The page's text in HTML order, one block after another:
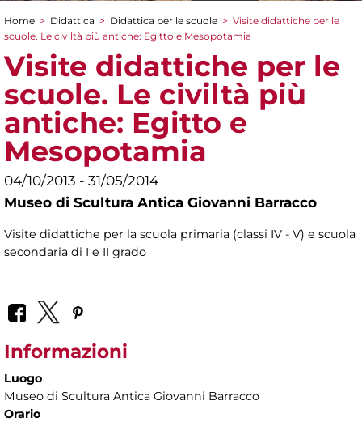
Tu sei qui
Home > Didattica > Didattica per le scuole > Visite didattiche per le
scuole. Le civiltà più antiche: Egitto e Mesopotamia
Visite didattiche per le
scuole. Le civiltà più
antiche: Egitto e
Mesopotamia
04/10/2013 - 31/05/2014
Museo di Scultura Antica Giovanni Barracco
Visite didattiche per la scuola primaria (classi IV - V) e scuola
secondaria di I e II grado
Informazioni
Luogo
Museo di Scultura Antica Giovanni Barracco
Orario